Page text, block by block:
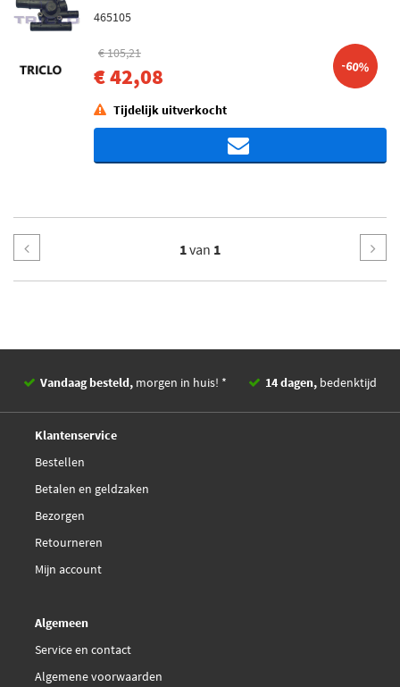
465105
€ 105,21
€ 42,08 -60%
Tijdelijk uitverkocht
1van 1
Vandaag besteld, morgen in huis! * 14 dagen, bedenktijd
Klantenservice
Bestellen
Betalen en geldzaken
Bezorgen
Retourneren
Mijn account
Algemeen
Service en contact
Algemene voorwaarden